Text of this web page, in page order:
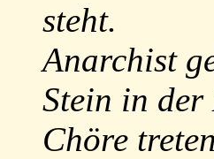
steht.
Anarchist
Stein in der
Chöre